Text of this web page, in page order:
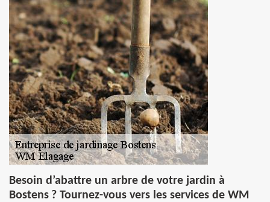
Besoin d’abattre un arbre de votre jardin à
Bostens ? Tournez-vous vers les services de WM